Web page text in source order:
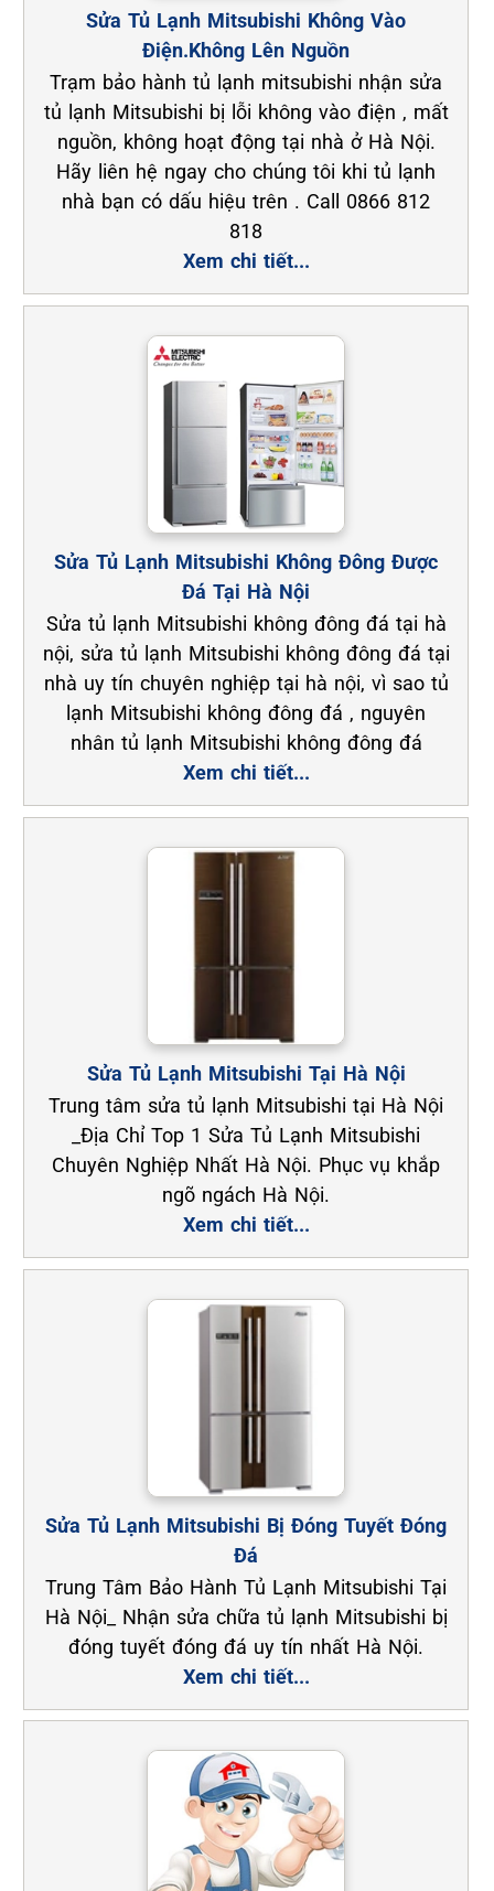
Sửa Tủ Lạnh Mitsubishi Không Vào
Điện.Không Lên Nguồn
Trạm bảo hành tủ lạnh mitsubishi nhận sửa
tủ lạnh Mitsubishi bị lỗi không vào điện , mất
nguồn, không hoạt động tại nhà ở Hà Nội.
Hãy liên hệ ngay cho chúng tôi khi tủ lạnh
nhà bạn có dấu hiệu trên . Call 0866 812
818
Xem chi tiết...
Sửa Tủ Lạnh Mitsubishi Không Đông Được
Đá Tại Hà Nội
Sửa tủ lạnh Mitsubishi không đông đá tại hà
nội, sửa tủ lạnh Mitsubishi không đông đá tại
nhà uy tín chuyên nghiệp tại hà nội, vì sao tủ
lạnh Mitsubishi không đông đá , nguyên
nhân tủ lạnh Mitsubishi không đông đá
Xem chi tiết...
Sửa Tủ Lạnh Mitsubishi Tại Hà Nội
Trung tâm sửa tủ lạnh Mitsubishi tại Hà Nội
_Địa Chỉ Top 1 Sửa Tủ Lạnh Mitsubishi
Chuyên Nghiệp Nhất Hà Nội. Phục vụ khắp
ngõ ngách Hà Nội.
Xem chi tiết...
Sửa Tủ Lạnh Mitsubishi Bị Đóng Tuyết Đóng
Đá
Trung Tâm Bảo Hành Tủ Lạnh Mitsubishi Tại
Hà Nội_ Nhận sửa chữa tủ lạnh Mitsubishi bị
đóng tuyết đóng đá uy tín nhất Hà Nội.
Xem chi tiết...